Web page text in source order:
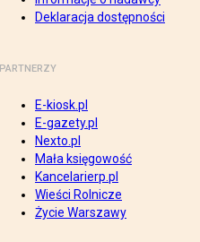
Deklaracja dostępności
PARTNERZY
E-kiosk.pl
E-gazety.pl
Nexto.pl
Mała księgowość
Kancelarierp.pl
Wieści Rolnicze
Życie Warszawy